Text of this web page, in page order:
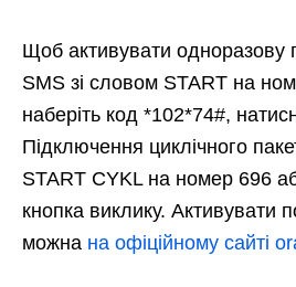
Щоб активувати одноразову
SMS зі словом START на
наберіть код *102*74#,
Підключення циклічного
START CYKL на номер 696
кнопка виклику. Активувати
можна на офіційному сайті